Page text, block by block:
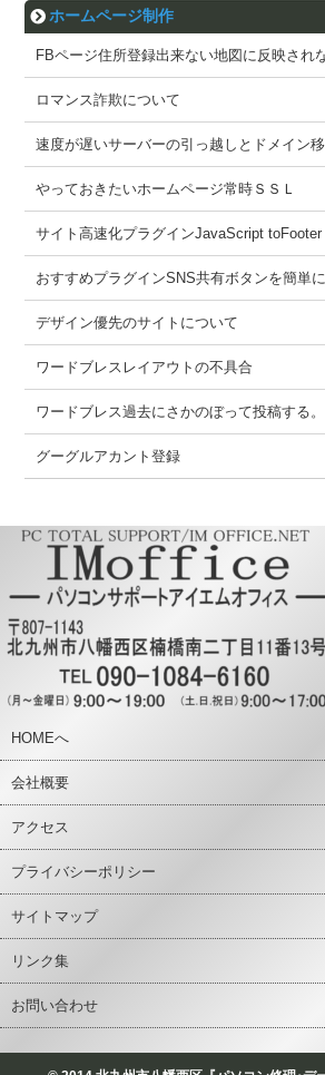
ホームページ制作
FBページ住所登録出来ない地図に反映され
ロマンス詐欺について
速度が遅いサーバーの引っ越しとドメイン
やっておきたいホームページ常時ＳＳＬ
サイト高速化プラグインJavaScript toFooter
おすすめプラグインSNS共有ボタンを簡単
デザイン優先のサイトについて
ワードブレスレイアウトの不具合
ワードブレス過去にさかのぼって投稿する。
グーグルアカント登録
HOMEへ
会社概要
アクセス
プライバシーポリシー
サイトマップ
リンク集
お問い合わせ